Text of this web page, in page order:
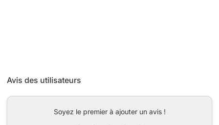
Avis des utilisateurs
Soyez le premier à ajouter un avis !